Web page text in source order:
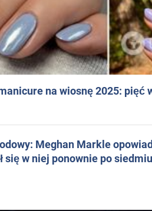
na wiosnę 2025: pięć
Meghan Markle
się w niej ponownie po